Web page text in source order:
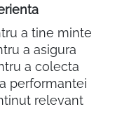
a tine minte
a asigura
a colecta
performantei
relevant